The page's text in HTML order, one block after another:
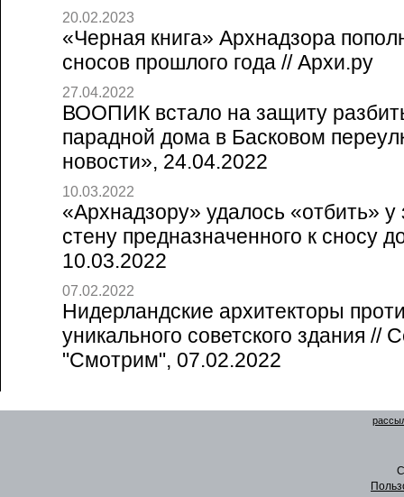
20.02.2023
«Черная книга» Архнадзора
сносов прошлого года // Архи.ру
27.04.2022
ВООПИК встало на защиту
парадной дома в Басковом
новости», 24.04.2022
10.03.2022
«Архнадзору» удалось «отбить»
стену предназначенного к сносу
10.03.2022
07.02.2022
Нидерландские архитекторы
уникального советского здания //
"Смотрим", 07.02.2022